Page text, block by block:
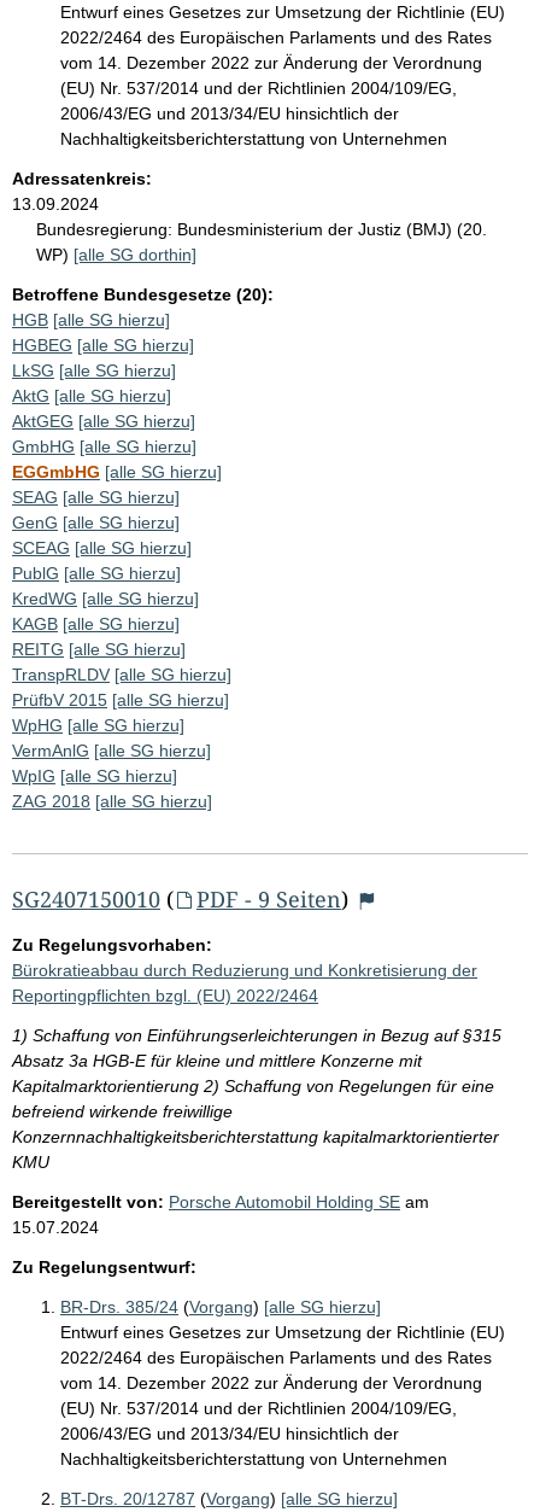
Entwurf eines Gesetzes zur Umsetzung der Richtlinie (EU)
2022/2464 des Europäischen Parlaments und des Rates
vom 14. Dezember 2022 zur Änderung der Verordnung
(EU) Nr. 537/2014 und der Richtlinien 2004/109/EG,
2006/43/EG und 2013/34/EU hinsichtlich der
Nachhaltigkeitsberichterstattung von Unternehmen
Adressatenkreis:
13.09.2024
Bundesregierung: Bundesministerium der Justiz (BMJ) (20.
WP) [alle SG dorthin]
Betroffene Bundesgesetze (20):
HGB [alle SG hierzu]
HGBEG [alle SG hierzu]
LkSG [alle SG hierzu]
AktG [alle SG hierzu]
AktGEG [alle SG hierzu]
GmbHG [alle SG hierzu]
EGGmbHG [alle SG hierzu]
SEAG [alle SG hierzu]
GenG [alle SG hierzu]
SCEAG [alle SG hierzu]
PublG [alle SG hierzu]
KredWG [alle SG hierzu]
KAGB [alle SG hierzu]
REITG [alle SG hierzu]
TranspRLDV [alle SG hierzu]
PrüfbV 2015 [alle SG hierzu]
WpHG [alle SG hierzu]
VermAnlG [alle SG hierzu]
WpIG [alle SG hierzu]
ZAG 2018 [alle SG hierzu]
SG2407150010 ( PDF - 9 Seiten)
Zu Regelungsvorhaben:
Bürokratieabbau durch Reduzierung und Konkretisierung der
Reportingpflichten bzgl. (EU) 2022/2464
1) Schaffung von Einführungserleichterungen in Bezug auf §315
Absatz 3a HGB-E für kleine und mittlere Konzerne mit
Kapitalmarktorientierung 2) Schaffung von Regelungen für eine
befreiend wirkende freiwillige
Konzernnachhaltigkeitsberichterstattung kapitalmarktorientierter
KMU
Bereitgestellt von: Porsche Automobil Holding SE am
15.07.2024
Zu Regelungsentwurf:
BR-Drs. 385/24 (Vorgang) [alle SG hierzu]
Entwurf eines Gesetzes zur Umsetzung der Richtlinie (EU)
2022/2464 des Europäischen Parlaments und des Rates
vom 14. Dezember 2022 zur Änderung der Verordnung
(EU) Nr. 537/2014 und der Richtlinien 2004/109/EG,
2006/43/EG und 2013/34/EU hinsichtlich der
Nachhaltigkeitsberichterstattung von Unternehmen
BT-Drs. 20/12787 (Vorgang) [alle SG hierzu]